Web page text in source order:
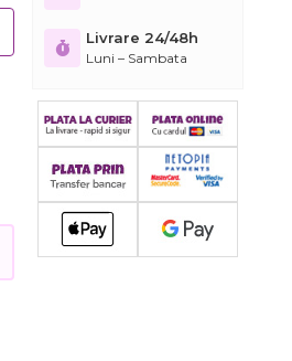
Livrare 24/48h
Luni – Sambata